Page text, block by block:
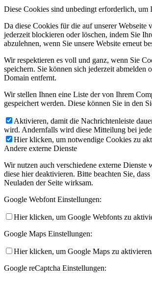
Diese Cookies sind unbedingt erforderlich, um
Da diese Cookies für die auf unserer
jederzeit blockieren oder löschen, indem Sie
abzulehnen, wenn Sie unsere Website erneut
Wir respektieren es voll und ganz, wenn Sie
speichern. Sie können sich jederzeit abmelden
Domain entfernt.
Wir stellen Ihnen eine Liste der von Ihrem
gespeichert werden. Diese können Sie in den
Aktivieren, damit die Nachrichtenleiste
wird. Andernfalls wird diese Mitteilung bei
Hier klicken, um notwendige Cookies zu
Andere externe Dienste
Wir nutzen auch verschiedene externe
diese hier deaktivieren. Bitte beachten Sie,
Neuladen der Seite wirksam.
Google Webfont Einstellungen:
Hier klicken, um Google Webfonts zu
Google Maps Einstellungen:
Hier klicken, um Google Maps zu
Google reCaptcha Einstellungen: